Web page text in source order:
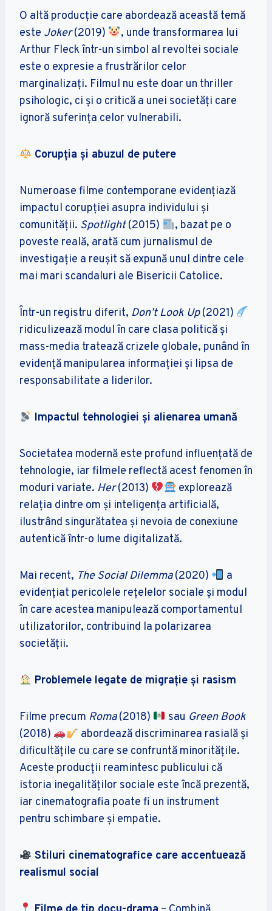
O altă producție care abordează această temă
este Joker(2019)
, unde transformarea lui
Arthur Fleck într-un simbol al revoltei sociale
este o expresie a frustrărilor celor
marginalizați. Filmul nu este doar un thriller
psihologic, ci și o critică a unei societăți care
ignoră suferința celor vulnerabili.
Corupția și abuzul de putere
Numeroase filme contemporane evidențiază
impactul corupției asupra individului și
comunității. Spotlight(2015)
, bazat pe o
poveste reală, arată cum jurnalismul de
investigație a reușit să expună unul dintre cele
mai mari scandaluri ale Bisericii Catolice.
Într-un registru diferit, Don’t Look Up(2021)
ridiculizează modul în care clasa politică și
mass-media tratează crizele globale, punând în
evidență manipularea informației și lipsa de
responsabilitate a liderilor.
Impactul tehnologiei și alienarea umană
Societatea modernă este profund influențată de
tehnologie, iar filmele reflectă acest fenomen în
moduri variate. Her(2013)
explorează
relația dintre om și inteligența artificială,
ilustrând singurătatea și nevoia de conexiune
autentică într-o lume digitalizată.
Mai recent, The Social Dilemma(2020)
a
evidențiat pericolele rețelelor sociale și modul
în care acestea manipulează comportamentul
utilizatorilor, contribuind la polarizarea
societății.
Problemele legate de migrație și rasism
Filme precum Roma(2018) sau Green Book
(2018)
abordează discriminarea rasială și
dificultățile cu care se confruntă minoritățile.
Aceste producții reamintesc publicului că
istoria inegalităților sociale este încă prezentă,
iar cinematografia poate fi un instrument
pentru schimbare și empatie.
Stiluri cinematografice care accentuează
realismul social